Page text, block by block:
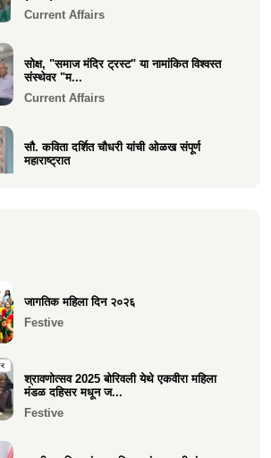
Current Affairs
सोक्ष, "समाज मंदिर ट्रस्ट" या नामांकित विश्वस्त
संस्थेवर "म...
Current Affairs
सौ. कविता दर्शित चौधरी यांची ओळख संपूर्ण
महाराष्ट्रात
चे प्रकाशन
जागतिक महिला दिन २०२६
Festive
श्रावणोत्सव 2025 बोरिवली येथे एकवीरा महिला
मंडळ दहिसर मधून ज...
Festive